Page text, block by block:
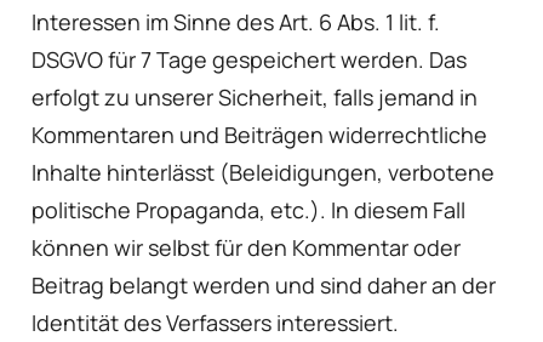
Interessen im Sinne des Art. 6 Abs. 1 lit. f.
DSGVO für 7 Tage gespeichert werden. Das
erfolgt zu unserer Sicherheit, falls jemand in
Kommentaren und Beiträgen widerrechtliche
Inhalte hinterlässt (Beleidigungen, verbotene
politische Propaganda, etc.). In diesem Fall
können wir selbst für den Kommentar oder
Beitrag belangt werden und sind daher an der
Identität des Verfassers interessiert.